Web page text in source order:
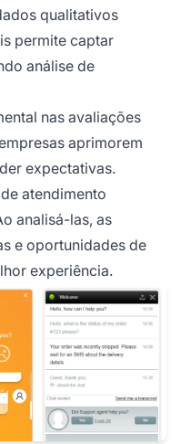
qualitativos
permite captar
análise de
nas avaliações
aprimorem
expectativas.
atendimento
analisá-las, as
e oportunidades de
experiência.